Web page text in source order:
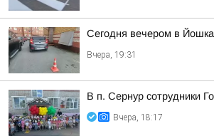
Сегодня вечером в
Вчера, 19:31
В п. Сернур сотрудники
Вчера, 18:17